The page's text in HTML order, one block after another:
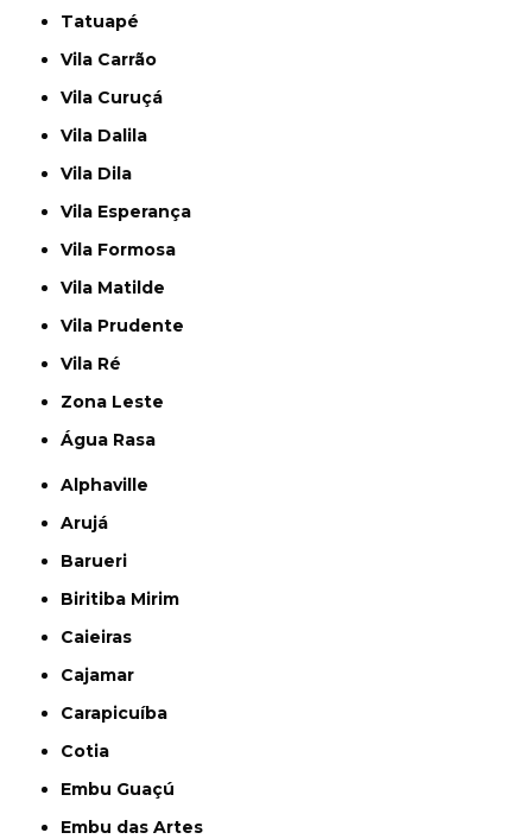
Tatuapé
Vila Carrão
Vila Curuçá
Vila Dalila
Vila Dila
Vila Esperança
Vila Formosa
Vila Matilde
Vila Prudente
Vila Ré
Zona Leste
Água Rasa
Alphaville
Arujá
Barueri
Biritiba Mirim
Caieiras
Cajamar
Carapicuíba
Cotia
Embu Guaçú
Embu das Artes